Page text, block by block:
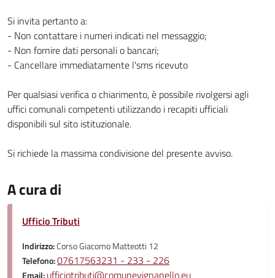
Si invita pertanto a:
- Non contattare i numeri indicati nel messaggio;
- Non fornire dati personali o bancari;
- Cancellare immediatamente l'sms ricevuto
Per qualsiasi verifica o chiarimento, è possibile rivolgersi agli
uffici comunali competenti utilizzando i recapiti ufficiali
disponibili sul sito istituzionale.
Si richiede la massima condivisione del presente avviso.
A cura di
Ufficio Tributi
Indirizzo:Corso Giacomo Matteotti 12
Telefono:07617563231 - 233 - 226